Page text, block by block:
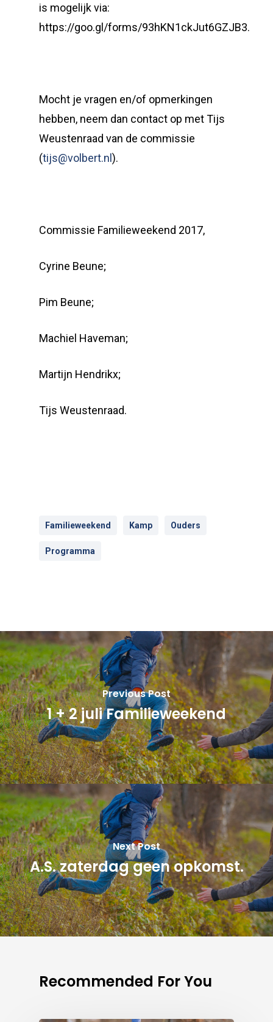
is mogelijk via:
https://goo.gl/forms/93hKN1ckJut6GZJB3.
Mocht je vragen en/of opmerkingen
hebben, neem dan contact op met Tijs
Weustenraad van de commissie
(tijs@volbert.nl ).
Commissie Familieweekend 2017,
Cyrine Beune;
Pim Beune;
Machiel Haveman;
Martijn Hendrikx;
Tijs Weustenraad.
Familieweekend Kamp Ouders
Programma
Previous Post
1 + 2 juli Familieweekend
Next Post
A.S. zaterdag geen opkomst.
Recommended For You